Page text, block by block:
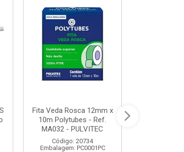
Fita Veda Rosca 12mm x
10m Polytubes - Ref.
MA032 - PULVITEC
Código: 20734
Embalagem: PC0001PC